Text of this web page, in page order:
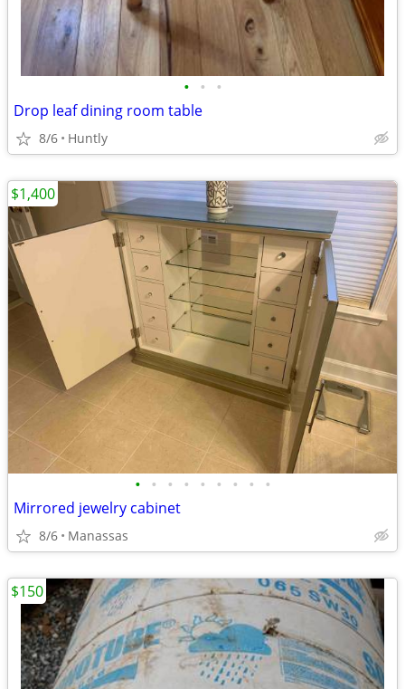
• • •
Drop leaf dining room table
8/6 Huntly
• • • • • • • • •
Mirrored jewelry cabinet
8/6 Manassas
$1,400
$150